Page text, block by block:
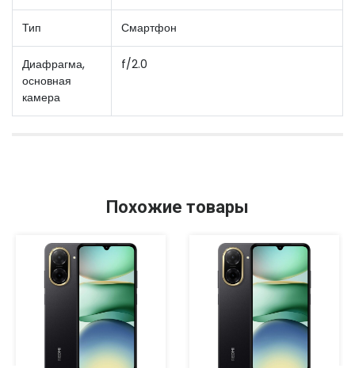
Тип Смартфон
Диафрагма,
основная
камера
f/2.0
Похожие товары